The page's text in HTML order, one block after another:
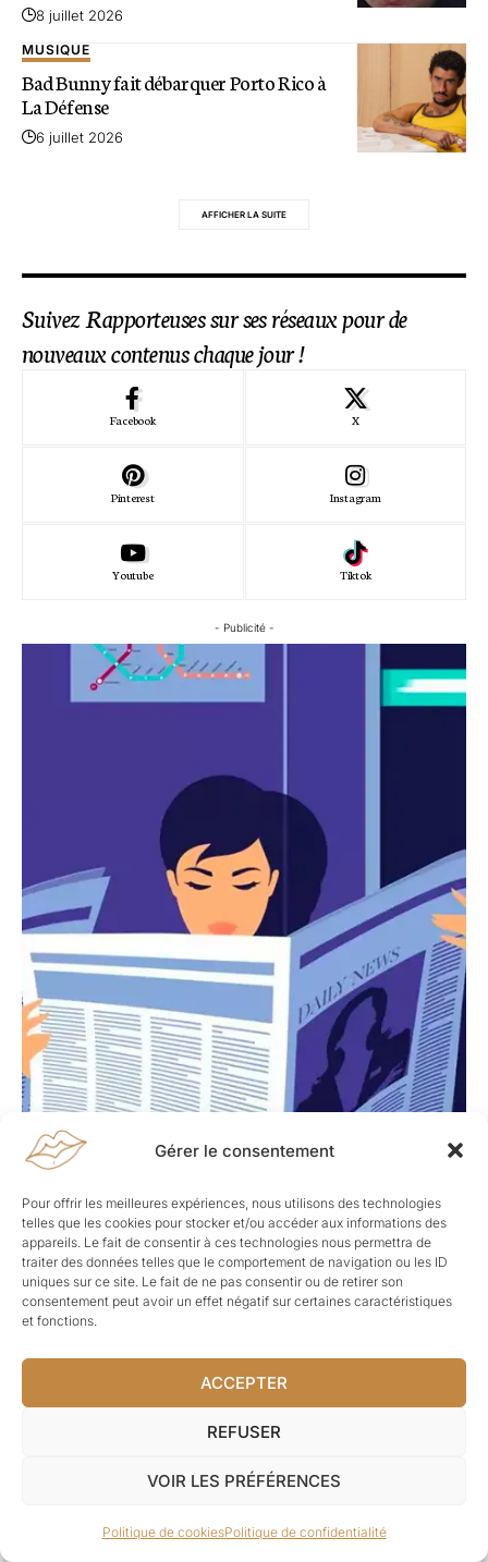
Gérer le consentement
Pour offrir les meilleures expériences, nous utilisons des technologies
telles que les cookies pour stocker et/ou accéder aux informations des
appareils. Le fait de consentir à ces technologies nous permettra de
traiter des données telles que le comportement de navigation ou les ID
uniques sur ce site. Le fait de ne pas consentir ou de retirer son
consentement peut avoir un effet négatif sur certaines caractéristiques
et fonctions.
ACCEPTER
REFUSER
VOIR LES PRÉFÉRENCES
Politique de cookiesPolitique de confidentialité
8 juillet 2026
MUSIQUE
Bad Bunny fait débarquer Porto Rico à
La Défense
6 juillet 2026
AFFICHER LA SUITE
Suivez Rapporteuses sur ses réseaux pour de
nouveaux contenus chaque jour !
Facebook X
Pinterest Instagram
Youtube Tiktok
- Publicité -